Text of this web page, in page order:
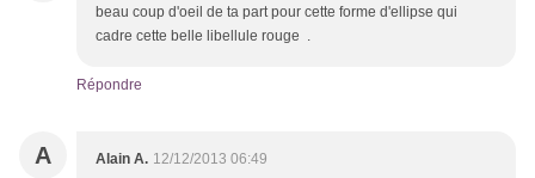
beau coup d'oeil de ta part pour cette forme d'ellipse qui
cadre cette belle libellule rouge .
Répondre
A Alain A. 12/12/2013 06:49